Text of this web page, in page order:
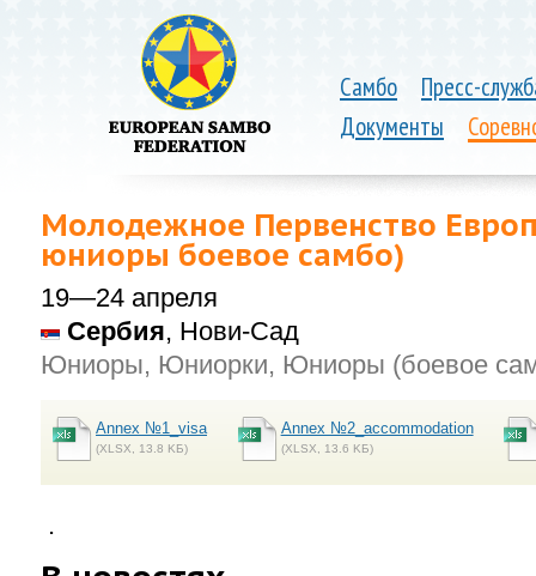
Самбо
Пресс-
Документы
Молодежное Первенство
юниоры боевое самбо)
19—24 апреля
Сербия, Нови-Сад
Юниоры, Юниорки, Юниоры (боевое
Annex №1_visa
(XLSX, 13.8 KБ)
Annex №2_accommodation
(XLSX, 13.6 KБ)
.